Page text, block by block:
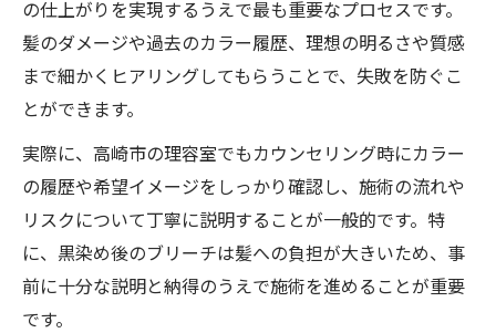
の仕上がりを実現するうえで最も重要なプロセスです。
髪のダメージや過去のカラー履歴、理想の明るさや質感
まで細かくヒアリングしてもらうことで、失敗を防ぐこ
とができます。
実際に、高崎市の理容室でもカウンセリング時にカラー
の履歴や希望イメージをしっかり確認し、施術の流れや
リスクについて丁寧に説明することが一般的です。特
に、黒染め後のブリーチは髪への負担が大きいため、事
前に十分な説明と納得のうえで施術を進めることが重要
です。